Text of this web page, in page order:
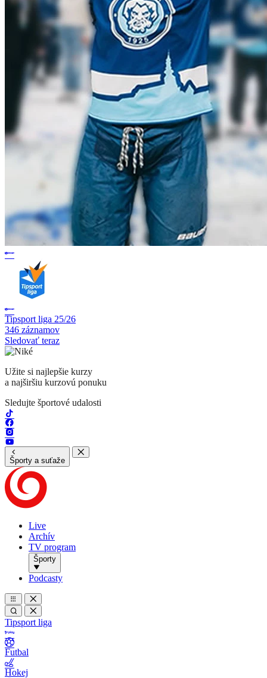
Tipsport liga 25/26
346 záznamov
Sledovať teraz
Užite si najlepšie kurzy
a najširšiu kurzovú ponuku
Sledujte športové udalosti
Športy a suťaže
Live
Archív
TV program
Športy
Podcasty
Tipsport liga
Futbal
Hokej